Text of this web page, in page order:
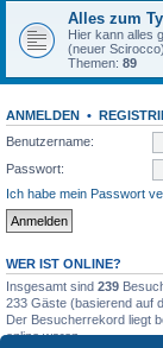
Alles zum
Hier kann alles
(neuer
Themen: 89
ANMELDEN •
Benutzername:
Passwort:
Ich habe mein Passwort
WER IST ONLINE?
Insgesamt sind 239
233 Gäste (basierend auf
Der Besucherrekord liegt
online waren.